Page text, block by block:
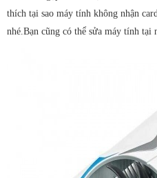
Vệ sinh laptop, PC
thích tại sao máy tính không nhận
nhé.Bạn cũng có thể sửa máy tính tại